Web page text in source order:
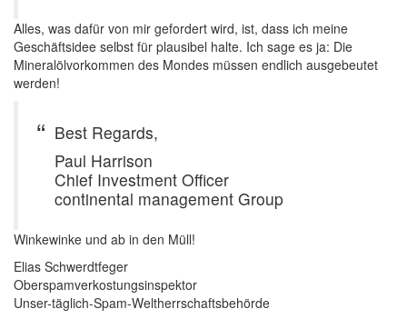
Alles, was dafür von mir gefordert wird, ist, dass ich meine
Geschäftsidee selbst für plausibel halte. Ich sage es ja: Die
Mineralölvorkommen des Mondes müssen endlich ausgebeutet
werden!
Best Regards,
Paul Harrison
Chief Investment Officer
continental management Group
Winkewinke und ab in den Müll!
Elias Schwerdtfeger
Oberspamverkostungsinspektor
Unser-täglich-Spam-Weltherrschaftsbehörde